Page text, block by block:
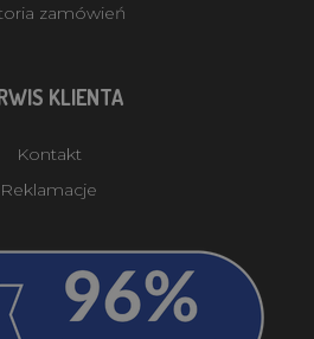
zamówień
KLIENTA
Kontakt
Reklamacje